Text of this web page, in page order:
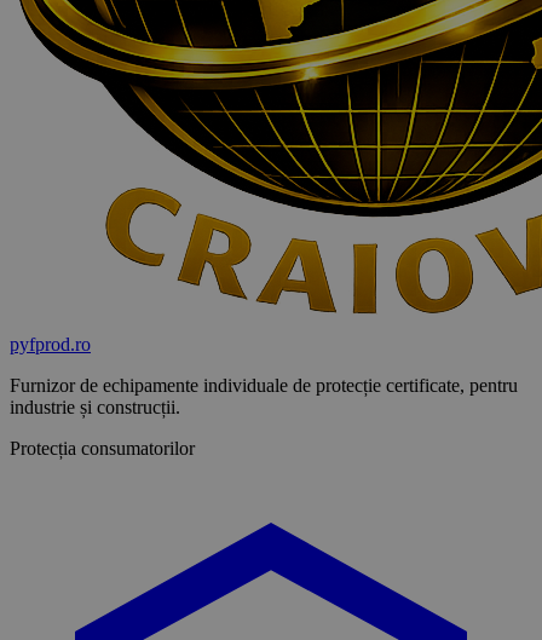
pyfprod.ro
Furnizor de echipamente individuale de protecție certificate, pentru
industrie și construcții.
Protecția consumatorilor